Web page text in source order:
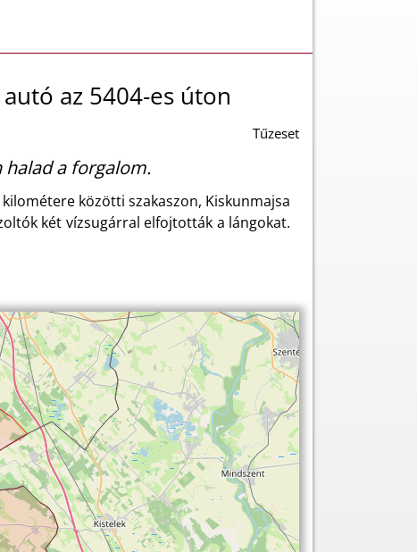
az 5404-es úton
Tűzeset
a forgalom.
közötti szakaszon, Kiskunmajsa
két vízsugárral elfojtották a lángokat.